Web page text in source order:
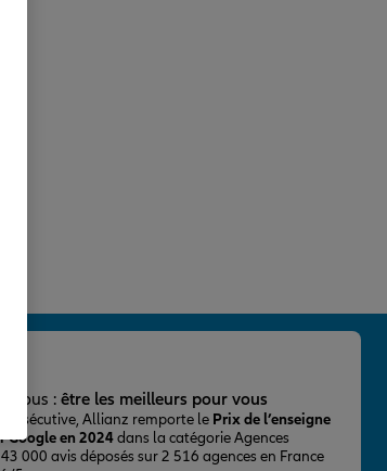
nous :être les meilleurs pour vous
consécutive, Allianz remporte le Prix de l’enseigne
Google en 2024dans la catégorie Agences
43 000 avis déposés sur 2 516 agences en France